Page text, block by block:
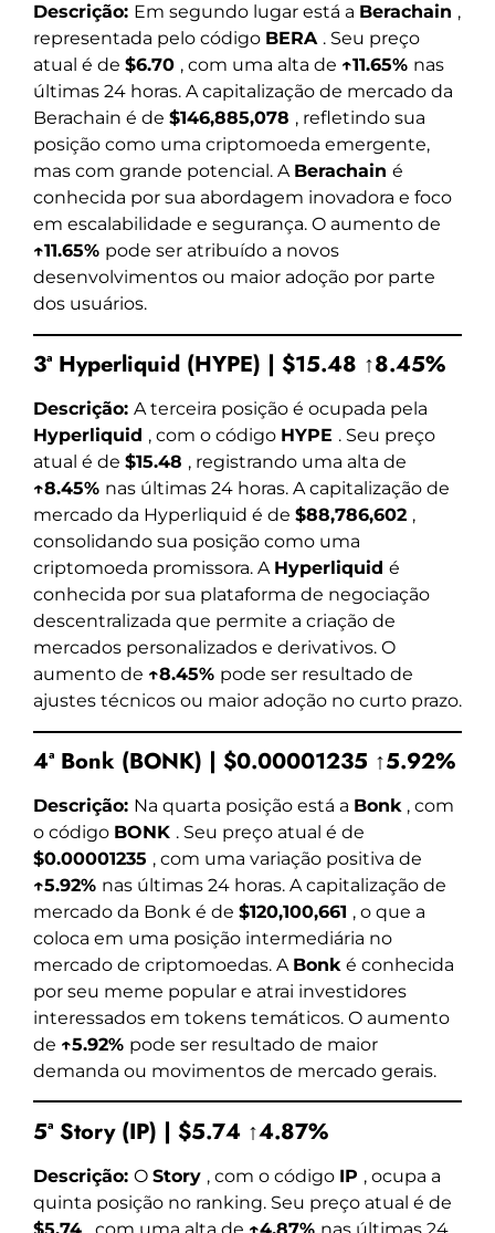
Descrição: Em segundo lugar está a Berachain ,
representada pelo código BERA . Seu preço
atual é de $6.70 , com uma alta de ↑11.65% nas
últimas 24 horas. A capitalização de mercado da
Berachain é de $146,885,078 , refletindo sua
posição como uma criptomoeda emergente,
mas com grande potencial. A Berachain é
conhecida por sua abordagem inovadora e foco
em escalabilidade e segurança. O aumento de
↑11.65% pode ser atribuído a novos
desenvolvimentos ou maior adoção por parte
dos usuários.
3ª Hyperliquid (HYPE) | $15.48 ↑8.45%
Descrição: A terceira posição é ocupada pela
Hyperliquid , com o código HYPE . Seu preço
atual é de $15.48 , registrando uma alta de
↑8.45% nas últimas 24 horas. A capitalização de
mercado da Hyperliquid é de $88,786,602 ,
consolidando sua posição como uma
criptomoeda promissora. A Hyperliquid é
conhecida por sua plataforma de negociação
descentralizada que permite a criação de
mercados personalizados e derivativos. O
aumento de ↑8.45% pode ser resultado de
ajustes técnicos ou maior adoção no curto prazo.
4ª Bonk (BONK) | $0.00001235 ↑5.92%
Descrição: Na quarta posição está a Bonk , com
o código BONK . Seu preço atual é de
$0.00001235 , com uma variação positiva de
↑5.92% nas últimas 24 horas. A capitalização de
mercado da Bonk é de $120,100,661 , o que a
coloca em uma posição intermediária no
mercado de criptomoedas. A Bonk é conhecida
por seu meme popular e atrai investidores
interessados em tokens temáticos. O aumento
de ↑5.92% pode ser resultado de maior
demanda ou movimentos de mercado gerais.
5ª Story (IP) | $5.74 ↑4.87%
Descrição: O Story , com o código IP , ocupa a
quinta posição no ranking. Seu preço atual é de